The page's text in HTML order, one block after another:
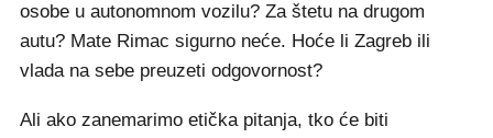
osobe u autonomnom vozilu? Za štetu na drugom
autu? Mate Rimac sigurno neće. Hoće li Zagreb ili
vlada na sebe preuzeti odgovornost?
Ali ako zanemarimo etička pitanja, tko će biti